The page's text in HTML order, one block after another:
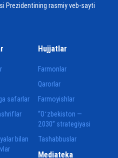
Prezidentining rasmiy veb-sayti
safarlar
bilan
Hujjatlar
Farmonlar
Qarorlar
Farmoyishlar
“Oʻzbekiston —
2030” strategiyasi
Tashabbuslar
Mediateka